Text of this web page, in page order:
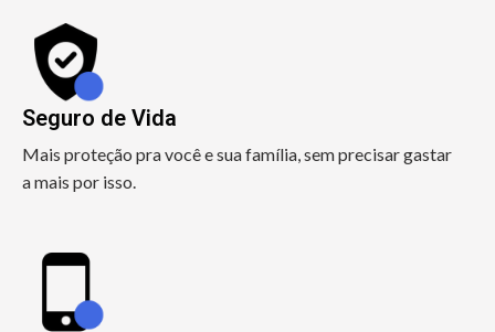
Seguro de Vida
Mais proteção pra você e sua família, sem precisar gastar
a mais por isso.